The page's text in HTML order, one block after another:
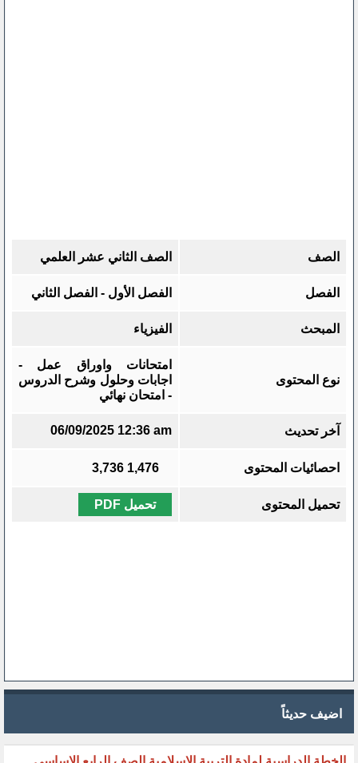
الصف الصف الثاني عشر العلمي
الفصل الفصل الأول - الفصل الثاني
المبحث الفيزياء
نوع المحتوى
امتحانات واوراق عمل -
اجابات وحلول وشرح الدروس
- امتحان نهائي
آخر تحديث 06/09/2025 12:36 am
احصائيات المحتوى 1,476
3,736
تحميل المحتوى تحميل PDF
اضيف حديثاً